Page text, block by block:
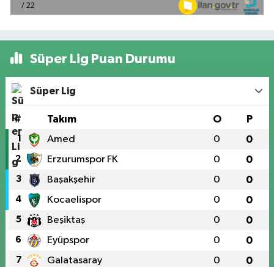
Süper Lig Puan Durumu
Süper Lig
# Takım O P
1 Amed 0 0
2 Erzurumspor FK 0 0
3 Başakşehir 0 0
4 Kocaelispor 0 0
5 Beşiktaş 0 0
6 Eyüpspor 0 0
7 Galatasaray 0 0